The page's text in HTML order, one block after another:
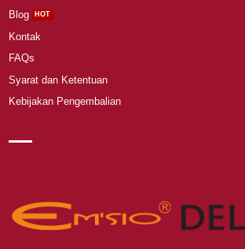
Blog
Kontak
FAQs
Syarat dan Ketentuan
Kebijakan Pengembalian